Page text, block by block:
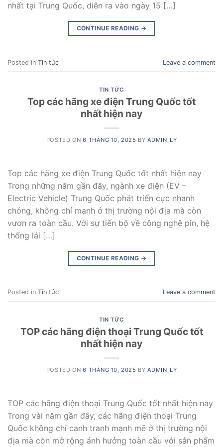
nhất tại Trung Quốc, diễn ra vào ngày 15 […]
CONTINUE READING →
Posted in Tin tức Leave a comment
TIN TỨC
Top các hãng xe điện Trung Quốc tốt
nhất hiện nay
POSTED ON6 THÁNG 10, 2025 BY ADMIN_LY
Top các hãng xe điện Trung Quốc tốt nhất hiện nay
Trong những năm gần đây, ngành xe điện (EV –
Electric Vehicle) Trung Quốc phát triển cực nhanh
chóng, không chỉ mạnh ở thị trường nội địa mà còn
vươn ra toàn cầu. Với sự tiến bộ về công nghệ pin, hệ
thống lái […]
CONTINUE READING →
Posted in Tin tức Leave a comment
TIN TỨC
TOP các hãng điện thoại Trung Quốc tốt
nhất hiện nay
POSTED ON6 THÁNG 10, 2025 BY ADMIN_LY
TOP các hãng điện thoại Trung Quốc tốt nhất hiện nay
Trong vài năm gần đây, các hãng điện thoại Trung
Quốc không chỉ cạnh tranh mạnh mẽ ở thị trường nội
địa mà còn mở rộng ảnh hưởng toàn cầu với sản phẩm